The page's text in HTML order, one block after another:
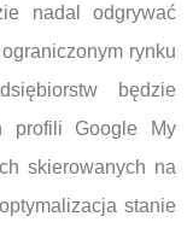
nadal odgrywać
rynku
będzie
profili Google My
skierowanych na
stanie